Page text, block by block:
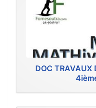
DOC TRAVAUX